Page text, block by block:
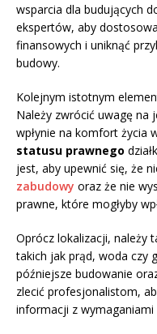
wsparcia dla budujących
ekspertów, aby
finansowych i uniknąć
budowy.
Kolejnym istotnym
Należy zwrócić uwagę na
wpłynie na komfort życia
statusu prawnego
jest, aby upewnić się, że
zabudowy oraz że nie
prawne, które mogłyby
Oprócz lokalizacji, należy
takich jak prąd, woda czy
późniejsze budowanie
zlecić profesjonalistom,
informacji z wymaganiami